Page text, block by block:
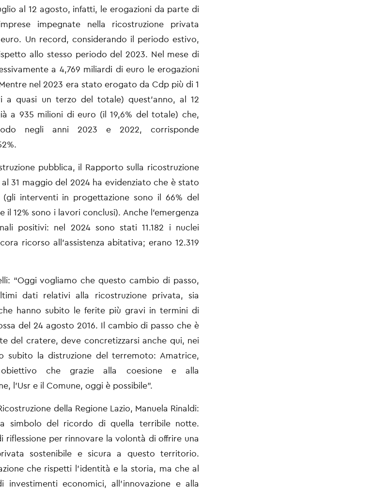
al 12 agosto, infatti, le erogazioni da parte di
impegnate nella ricostruzione privata
Un record, considerando il periodo estivo,
allo stesso periodo del 2023. Nel mese di
a 4,769 miliardi di euro le erogazioni
nel 2023 era stato erogato da Cdp più di 1
a quasi un terzo del totale) quest’anno, al 12
a 935 milioni di euro (il 19,6% del totale) che,
negli anni 2023 e 2022, corrisponde
pubblica, il Rapporto sulla ricostruzione
al 31 maggio del 2024 ha evidenziato che è stato
interventi in progettazione sono il 66% del
12% sono i lavori conclusi). Anche l’emergenza
positivi: nel 2024 sono stati 11.182 i nuclei
ricorso all’assistenza abitativa; erano 12.319
“Oggi vogliamo che questo cambio di passo,
dati relativi alla ricostruzione privata, sia
hanno subito le ferite più gravi in termini di
del 24 agosto 2016. Il cambio di passo che è
del cratere, deve concretizzarsi anche qui, nei
subito la distruzione del terremoto: Amatrice,
che grazie alla coesione e alla
l’Usr e il Comune, oggi è possibile”.
della Regione Lazio, Manuela Rinaldi:
simbolo del ricordo di quella terribile notte.
riflessione per rinnovare la volontà di offrire una
sostenibile e sicura a questo territorio.
che rispetti l’identità e la storia, ma che al
investimenti economici, all'innovazione e alla